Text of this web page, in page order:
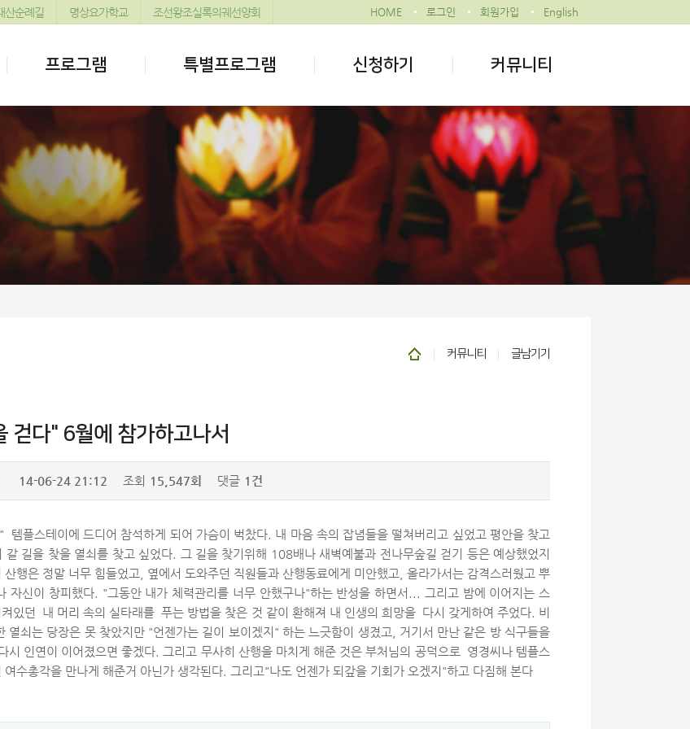
산순례길 명상요가학교 조선왕조실록의궤선양회 HOME 로그인 회원가입 English
프로그램 특별프로그램 신청하기 커뮤니티
커뮤니티 글남기기
걷다" 6월에 참가하고나서
14-06-24 21:12 조회 15,547회 댓글 1건
템플스테이에 드디어 참석하게 되어 가슴이 벅찼다. 내 마음 속의 잡념들을 떨쳐버리고 싶었고 평안을 찾고
갈 길을 찾을 열쇠를 찾고 싶었다. 그 길을 찾기위해 108배나 새벽예불과 전나무숲길 걷기 등은 예상했었지
산행은 정말 너무 힘들었고, 옆에서 도와주던 직원들과 산행동료에게 미안했고, 올라가서는 감격스러웠고 뿌
자신이 창피했다. "그동안 내가 체력관리를 너무 안했구나"하는 반성을 하면서... 그리고 밤에 이어지는 스
켜있던 내 머리 속의 실타래를 푸는 방법을 찾은 것 같이 환해져 내 인생의 희망을 다시 갖게하여 주었다. 비
열쇠는 당장은 못 찾았지만 "언젠가는 길이 보이겠지" 하는 느긋함이 생겼고, 거기서 만난 같은 방 식구들을
시 인연이 이어졌으면 좋겠다. 그리고 무사히 산행을 마치게 해준 것은 부처님의 공덕으로 영경씨나 템플스
여수총각을 만나게 해준거 아닌가 생각된다. 그리고"나도 언젠가 되갚을 기회가 오겠지"하고 다짐해 본다